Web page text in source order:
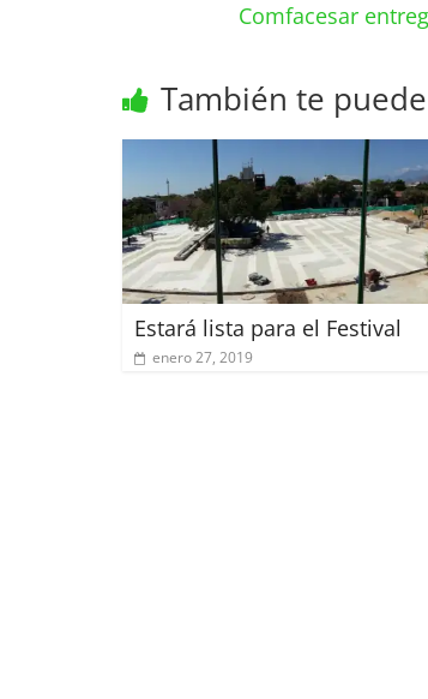
Comfacesar
También te
Estará lista para el Festival
enero 27, 2019